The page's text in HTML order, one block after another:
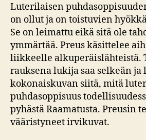
Luterilaisen
on ollut ja on toistuvien
Se on leimattu eikä sitä ole
ymmärtää. Preus käsittelee
liikkeelle alkuperäislähteistä.
rauksena lukija saa selkeän ja
kokonaiskuvan siitä, mitä
puhdasoppisuus
pyhästä Raamatusta. Preusin
vääristyneet irvikuvat.